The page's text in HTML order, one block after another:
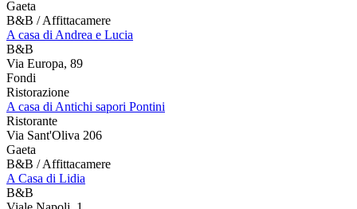
Gaeta
B&B / Affittacamere
A casa di Andrea e Lucia
B&B
Via Europa, 89
Fondi
Ristorazione
A casa di Antichi sapori Pontini
Ristorante
Via Sant'Oliva 206
Gaeta
B&B / Affittacamere
A Casa di Lidia
B&B